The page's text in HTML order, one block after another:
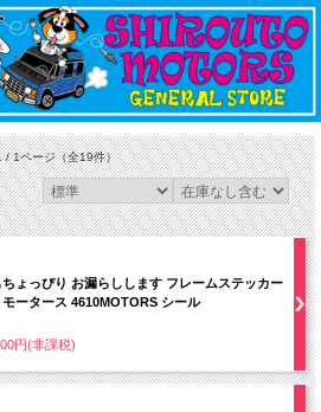
/ 1ページ（全19件）
ちょっぴり お漏らしします フレームステッカー
モータース 4610MOTORS シール
円(非課税)